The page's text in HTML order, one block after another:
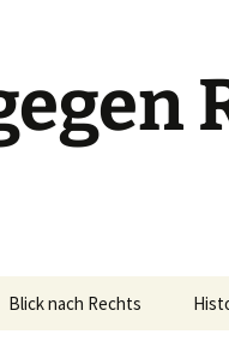
Blick nach Rechts